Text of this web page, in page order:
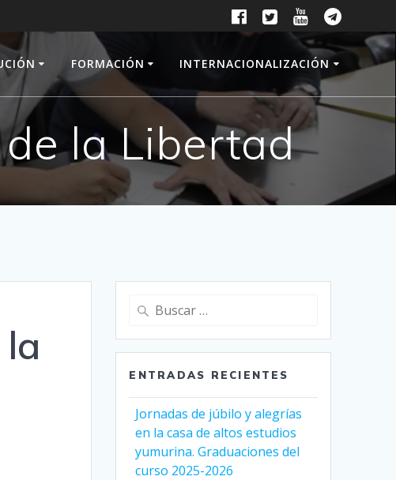
FORMACIÓN INTERNACIONALIZACIÓN
la Libertad
Buscar:
ENTRADAS RECIENTES
Jornadas de júbilo y alegrías
en la casa de altos estudios
yumurina. Graduaciones del
curso 2025-2026